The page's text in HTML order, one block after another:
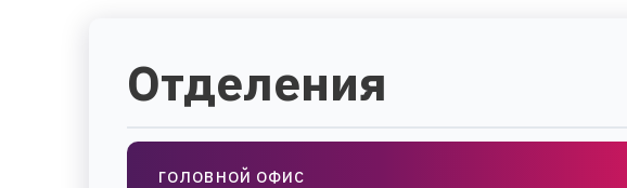
Отделения
ГОЛОВНОЙ ОФИС